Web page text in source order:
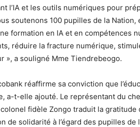
l’IA et les outils numériques pour
soutenons 100 pupilles de la
formation en IA et en compétences
réduire la fracture numérique,
», a souligné Mme Tiendrebeogo.
réaffirme sa conviction que
a-t-elle ajouté. Le représentant du
fidèle Zongo traduit la gratitude
de solidarité à l’égard des pupilles de